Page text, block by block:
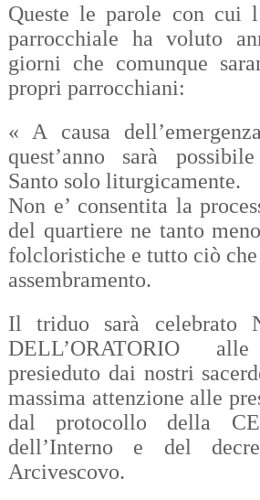
Queste le parole con cui
parrocchiale ha voluto
giorni che comunque
propri parrocchiani:
« A causa
quest’anno sarà
Santo solo liturgicamente.
Non e’ consentita la
del quartiere ne tanto
folcloristiche e tutto ciò che
assembramento.
Il triduo sarà celebrato
DELL’ORATORIO
presieduto dai nostri
massima attenzione alle
dal protocollo della
dell’Interno e del
Arcivescovo.